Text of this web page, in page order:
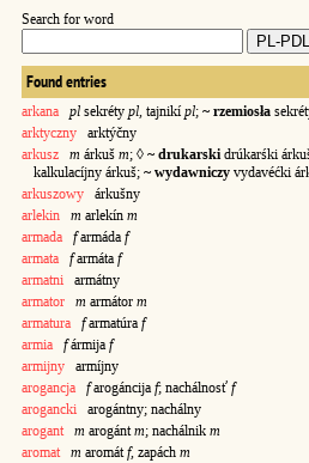
Search for word
Found entries
arkana pl sekréty pl , tajnikí pl; ~ rzemiosła
arktyczny arktýčny
arkusz
m árkuš m; ◊ ~ drukarski drúkarśki
kalkulacíjny árkuš; ~ wydawniczy vydavéćki
arkuszowy árkušny
arlekin
m arlekín m
armada
farmáda f
armata
farmáta f
armatni armátny
armator
m armátor m
armatura
farmatúra f
armia
fármija f
armijny armíjny
arogancja
farogáncija f; nachálnosť f
arogancki arogántny; nachálny
arogant
m arogánt m; nachálnik m
aromat
m aromát f, zapách m